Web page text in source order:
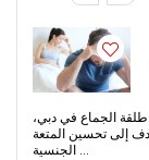
الجماع في دبي،
إلى تحسين المتعة
الجنسية ...